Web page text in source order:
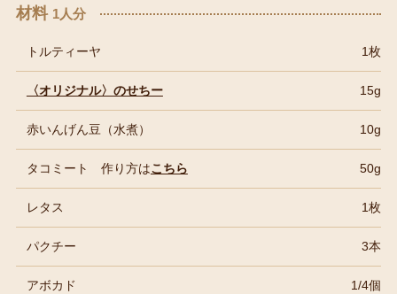
材料 1人分
トルティーヤ 1枚
〈オリジナル〉のせちー 15g
赤いんげん豆（水煮） 10g
タコミート 作り方はこちら 50g
レタス 1枚
パクチー 3本
アボカド 1/4個